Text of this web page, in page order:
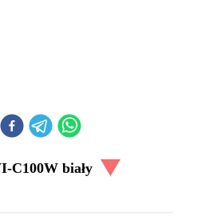
C100W biały